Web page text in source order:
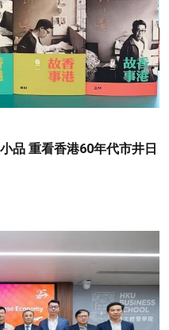
品 重看香港60年代市井日